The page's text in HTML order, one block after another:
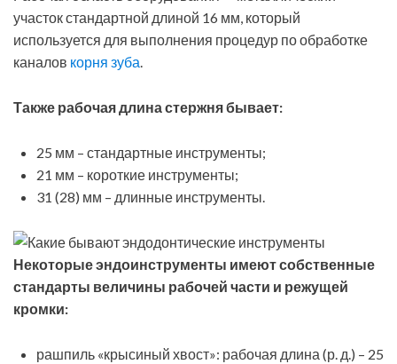
участок стандартной длиной 16 мм, который
используется для выполнения процедур по обработке
каналов корня зуба.
Также рабочая длина стержня бывает:
25 мм – стандартные инструменты;
21 мм – короткие инструменты;
31 (28) мм – длинные инструменты.
Некоторые эндоинструменты имеют собственные
стандарты величины рабочей части и режущей
кромки:
рашпиль «крысиный хвост»: рабочая длина (р. д.) – 25